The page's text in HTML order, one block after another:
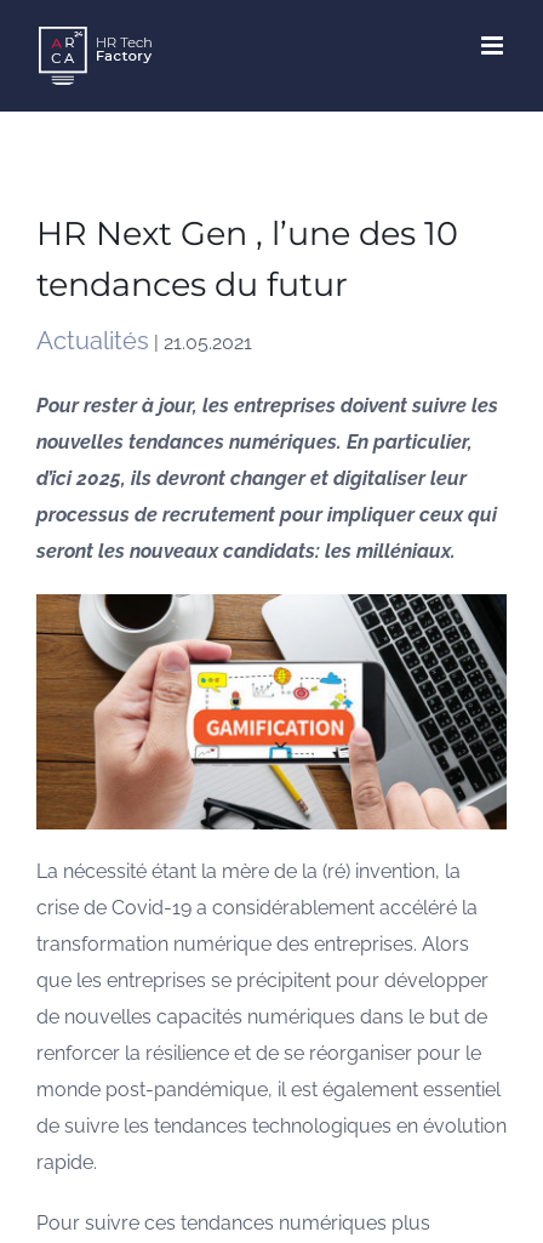
content
HR Next Gen , l’une des 10
tendances du futur
Actualités | 21.05.2021
Pour rester à jour, les entreprises doivent suivre les
nouvelles tendances numériques. En particulier,
d’ici 2025, ils devront changer et digitaliser leur
processus de recrutement pour impliquer ceux qui
seront les nouveaux candidats: les milléniaux.
La nécessité étant la mère de la (ré) invention, la
crise de Covid-19 a considérablement accéléré la
transformation numérique des entreprises. Alors
que les entreprises se précipitent pour développer
de nouvelles capacités numériques dans le but de
renforcer la résilience et de se réorganiser pour le
monde post-pandémique, il est également essentiel
de suivre les tendances technologiques en évolution
rapide.
Pour suivre ces tendances numériques plus